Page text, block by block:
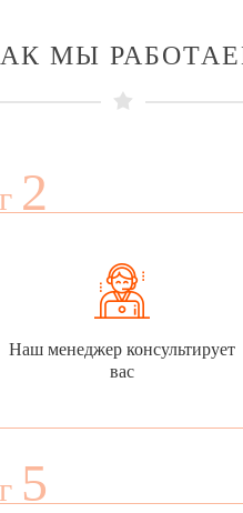
МЫ
2
Наш менеджер консультирует
вас
5